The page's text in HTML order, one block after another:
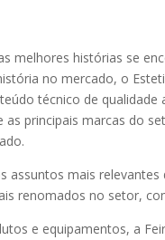
melhores histórias se
no mercado, o
técnico de
as principais marcas do
assuntos mais
renomados no setor,
e equipamentos, a